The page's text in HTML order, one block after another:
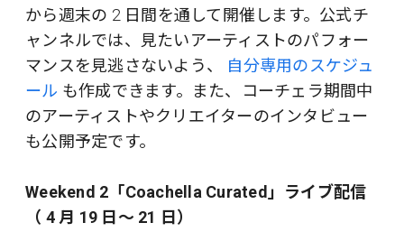
から週末の 2 日間を通して開催します。公式チ
ャンネルでは、見たいアーティストのパフォー
マンスを見逃さないよう、
自分専用のスケジュ
ール も作成できます。また、コーチェラ期間中
のアーティストやクリエイターのインタビュー
も公開予定です。
Weekend 2「Coachella Curated」ライブ配信
（ 4 月 19 日～ 21 日）